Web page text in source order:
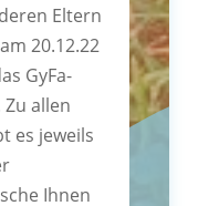
Eltern
20.12.22
GyFa-
allen
es jeweils
Ihnen